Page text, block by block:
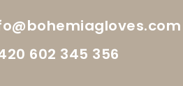
@bohemiagloves.com
602 345 356